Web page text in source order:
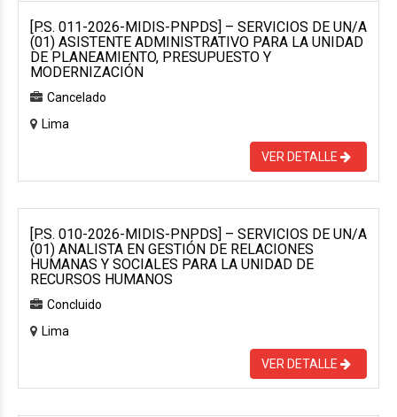
[P.S. 011-2026-MIDIS-PNPDS] – SERVICIOS DE UN/A
(01) ASISTENTE ADMINISTRATIVO PARA LA UNIDAD
DE PLANEAMIENTO, PRESUPUESTO Y
MODERNIZACIÓN
Cancelado
Lima
VER DETALLE
[P.S. 010-2026-MIDIS-PNPDS] – SERVICIOS DE UN/A
(01) ANALISTA EN GESTIÓN DE RELACIONES
HUMANAS Y SOCIALES PARA LA UNIDAD DE
RECURSOS HUMANOS
Concluido
Lima
VER DETALLE